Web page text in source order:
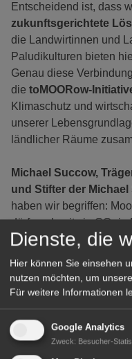
Entscheidend ist, dass
zukunftsgerichtete
die Landwirtinnen und
Paludikulturen bieten
Genau diese
die toMOORow-
Klimaschutz und
unserer
ländlicher Räume
Michael Succow,
und Stifter der
haben wir begriffen:
dürfen, damit sie CO₂
und Schadstoffe
ständig erhitzende
Niedermooren, zu
muss möglichst viel der
abgeschöpft werden –
mit angepasster
toMOORow-Initiative so
Dienste, die
Hier können Sie einsehen
nutzen möchten, um
Für weitere Informationen
Google Analytics
Zweck: Besucher-